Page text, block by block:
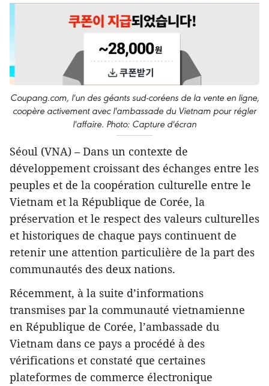
Coupang.com, l'un des géants sud-coréens de la vente en ligne,
coopère activement avec l'ambassade du Vietnam pour régler
l'affaire. Photo: Capture d'écran
Séoul (VNA) – Dans un contexte de
développement croissant des échanges entre les
peuples et de la coopération culturelle entre le
Vietnam et la République de Corée, la
préservation et le respect des valeurs culturelles
et historiques de chaque pays continuent de
retenir une attention particulière de la part des
communautés des deux nations.
Récemment, à la suite d’informations
transmises par la communauté vietnamienne
en République de Corée, l’ambassade du
Vietnam dans ce pays a procédé à des
vérifications et constaté que certaines
plateformes de commerce électronique